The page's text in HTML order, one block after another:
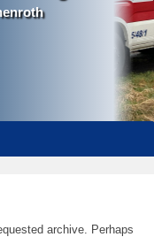
archive. Perhaps